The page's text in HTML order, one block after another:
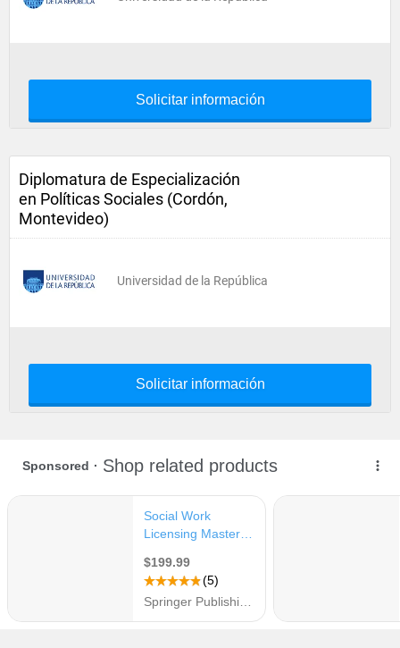
Solicitar información
Diplomatura de Especialización
en Políticas Sociales (Cordón,
Montevideo)
Universidad de la República
Solicitar información